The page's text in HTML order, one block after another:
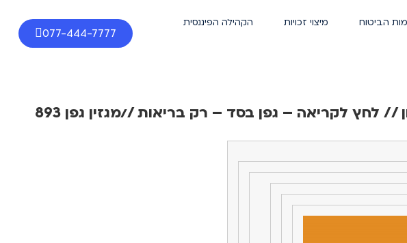
הביטוח מיצוי זכויות
הקהילה הפיננסית
077-444-7777
לחץ לקריאה – גפן בסד – רק בריאות //מגזין גפן 893